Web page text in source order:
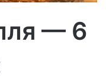
— 6